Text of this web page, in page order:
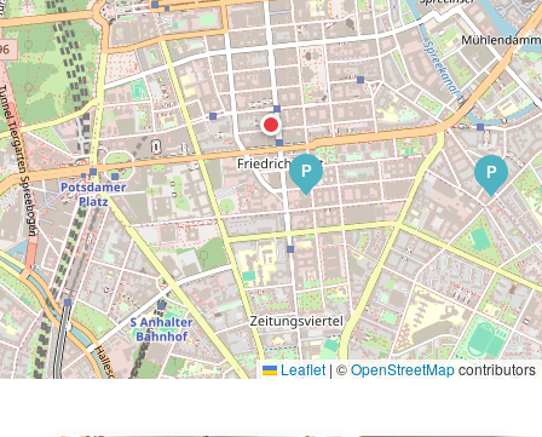
P P
Leaflet | ©OpenStreetMapcontributors